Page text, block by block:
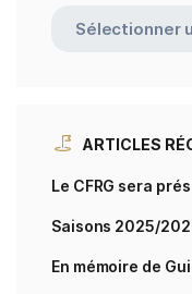
ARTICLES
Le CFRG sera
Saisons 2025/
En mémoire de